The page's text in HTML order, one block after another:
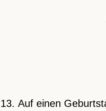
Auf einen